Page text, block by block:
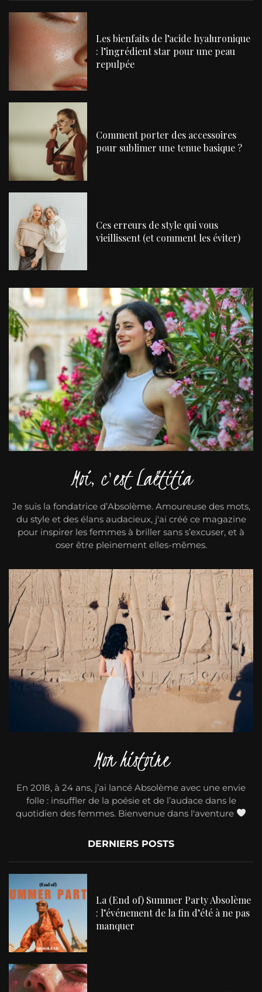
Les bienfaits de l’acide hyaluronique
: l’ingrédient star pour une peau
repulpée
Comment porter des accessoires
pour sublimer une tenue basique ?
Ces erreurs de style qui vous
vieillissent (et comment les éviter)
Moi, c'est Laëtitia
Je suis la fondatrice d’Absolème. Amoureuse des mots,
du style et des élans audacieux, j'ai créé ce magazine
pour inspirer les femmes à briller sans s’excuser, et à
oser être pleinement elles-mêmes.
Mon histoire
En 2018, à 24 ans, j’ai lancé Absolème avec une envie
folle : insuffler de la poésie et de l’audace dans le
quotidien des femmes. Bienvenue dans l'aventure
DERNIERS POSTS
La (End of) Summer Party Absolème
: l’événement de la fin d’été à ne pas
manquer